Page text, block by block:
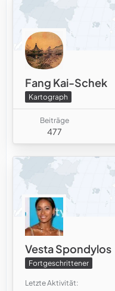
Fang Kai-Schek
Kartograph
Beiträge
477
Vesta Spondylos
Fortgeschrittener
Letzte Aktivität